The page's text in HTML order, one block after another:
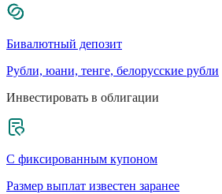
Бивалютный депозит
Рубли, юани, тенге, белорусские рубли
Инвестировать в облигации
С фиксированным купоном
Размер выплат известен заранее